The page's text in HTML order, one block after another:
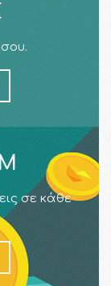
σε κάθε